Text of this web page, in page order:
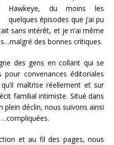
Hawkeye, du moins les
quelques épisodes que j’ai pu
sans intérêt, et je n’ai même
des bonnes critiques.
des gens en collant qui se
convenances éditoriales
maîtrise réellement et sur
familial intimiste. Situé dans
plein déclin, nous suivons ainsi
et au fil des pages, nous